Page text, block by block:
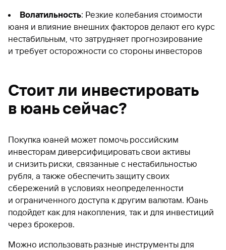
Волатильность: Резкие колебания стоимости
юаня и влияние внешних факторов делают его курс
нестабильным, что затрудняет прогнозирование
и требует осторожности со стороны инвесторов
Стоит ли инвестировать
в юань сейчас?
Покупка юаней может помочь российским
инвесторам диверсифицировать свои активы
и снизить риски, связанные с нестабильностью
рубля, а также обеспечить защиту своих
сбережений в условиях неопределенности
и ограниченного доступа к другим валютам. Юань
подойдет как для накопления, так и для инвестиций
через брокеров.
Можно использовать разные инструменты для